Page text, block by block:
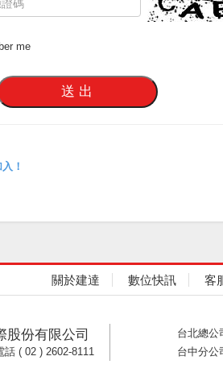
me
！
關於建達 數位快訊 客
股份有限公司
話 ( 02 ) 2602-8111
台北總公
台中分公